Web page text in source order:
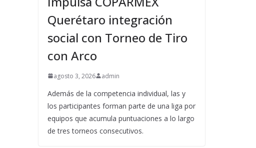
Querétaro integración
social con Torneo de Tiro
con Arco
agosto 3, 2026 admin
Además de la competencia individual, las y
los participantes forman parte de una liga por
equipos que acumula puntuaciones a lo largo
de tres torneos consecutivos.